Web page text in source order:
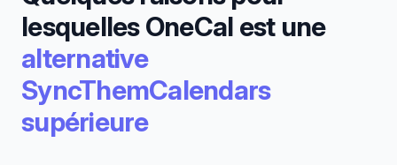
lesquelles OneCal est une
alternative
SyncThemCalendars
supérieure